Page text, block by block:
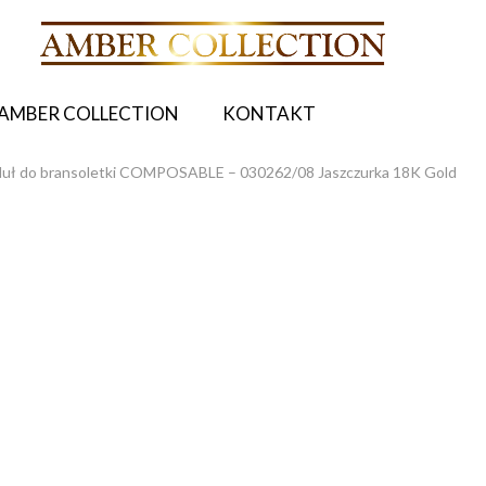
COLLECTION KONTAKT
do bransoletki COMPOSABLE – 030262/08 Jaszczurka 18K Gold